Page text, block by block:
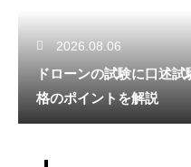
2026.08.06
ドローンの試験に口述
格のポイントを解説